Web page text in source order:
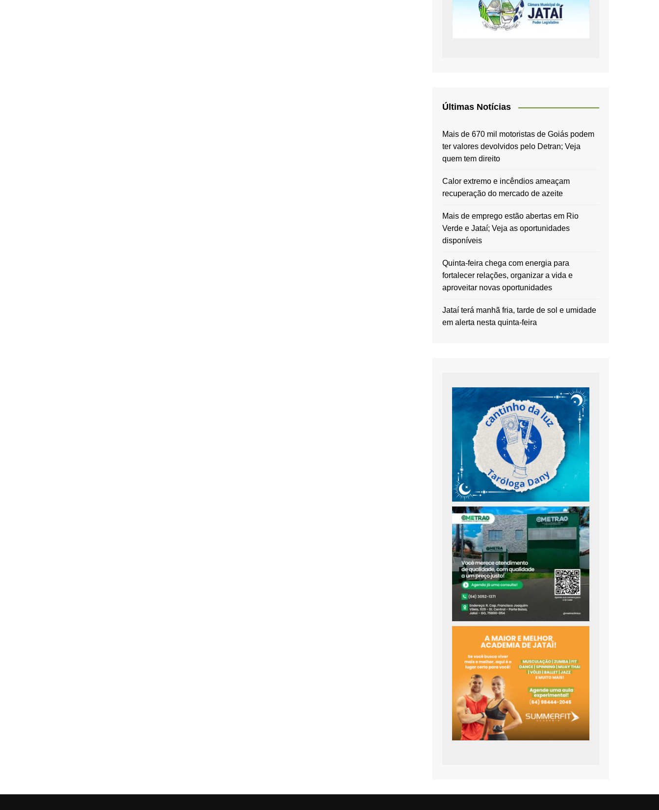
Últimas Notícias
Mais de 670 mil motoristas de Goiás podem
ter valores devolvidos pelo Detran; Veja
quem tem direito
Calor extremo e incêndios ameaçam
recuperação do mercado de azeite
Mais de emprego estão abertas em Rio
Verde e Jataí; Veja as oportunidades
disponíveis
Quinta-feira chega com energia para
fortalecer relações, organizar a vida e
aproveitar novas oportunidades
Jataí terá manhã fria, tarde de sol e umidade
em alerta nesta quinta-feira